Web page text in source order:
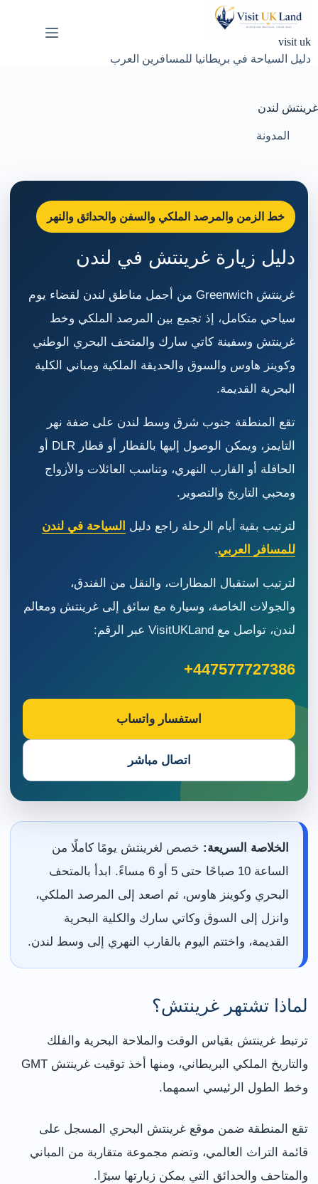
visit uk
دليل السياحة في بريطانيا للمسافرين العرب
غرينتش لندن
المدونة
خط الزمن والمرصد الملكي والسفن والحدائق والنهر
دليل زيارة غرينتش في لندن
غرينتش Greenwich من أجمل مناطق لندن لقضاء يوم
سياحي متكامل، إذ تجمع بين المرصد الملكي وخط
غرينتش وسفينة كاتي سارك والمتحف البحري الوطني
وكوينز هاوس والسوق والحديقة الملكية ومباني الكلية
البحرية القديمة.
تقع المنطقة جنوب شرق وسط لندن على ضفة نهر
التايمز، ويمكن الوصول إليها بالقطار أو قطار DLR أو
الحافلة أو القارب النهري، وتناسب العائلات والأزواج
ومحبي التاريخ والتصوير.
لترتيب بقية أيام الرحلة راجع دليل السياحة في لندن
للمسافر العربي.
لترتيب استقبال المطارات، والنقل من الفندق،
والجولات الخاصة، وسيارة مع سائق إلى غرينتش ومعالم
لندن، تواصل مع VisitUKLand عبر الرقم:
+447577727386
استفسار واتساب
اتصال مباشر
الخلاصة السريعة: خصص لغرينتش يومًا كاملًا من
الساعة 10 صباحًا حتى 5 أو 6 مساءً. ابدأ بالمتحف
البحري وكوينز هاوس، ثم اصعد إلى المرصد الملكي،
وانزل إلى السوق وكاتي سارك والكلية البحرية
القديمة، واختتم اليوم بالقارب النهري إلى وسط لندن.
لماذا تشتهر غرينتش؟
ترتبط غرينتش بقياس الوقت والملاحة البحرية والفلك
والتاريخ الملكي البريطاني، ومنها أخذ توقيت غرينتش GMT
وخط الطول الرئيسي اسمهما.
تقع المنطقة ضمن موقع غرينتش البحري المسجل على
قائمة التراث العالمي، وتضم مجموعة متقاربة من المباني
والمتاحف والحدائق التي يمكن زيارتها سيرًا.